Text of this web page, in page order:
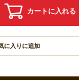
カートに入れる
に入りに追加